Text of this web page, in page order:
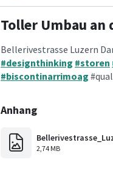
Toller Umbau an
Bellerivestrasse Luzern
#designthinking #storen
#biscontinarrimoag